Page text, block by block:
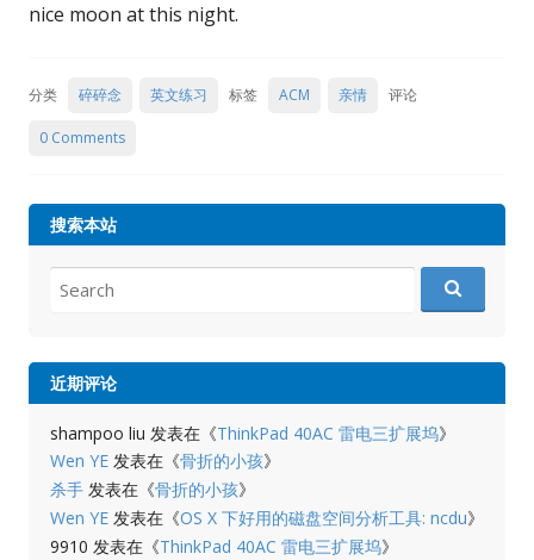
nice moon at this night.
分类 碎碎念 英文练习 标签 ACM 亲情 评论
0 Comments
搜索本站
for:
近期评论
shampoo liu 发表在《ThinkPad 40AC 雷电三扩展坞》
Wen YE发表在《骨折的小孩》
杀手发表在《骨折的小孩》
Wen YE发表在《OS X 下好用的磁盘空间分析工具: ncdu》
9910 发表在《ThinkPad 40AC 雷电三扩展坞》